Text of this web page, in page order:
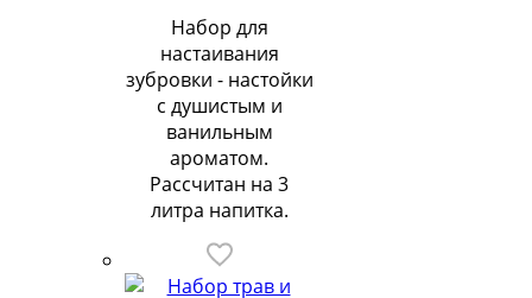
Набор для
настаивания
зубровки - настойки
с душистым и
ванильным
ароматом.
Рассчитан на 3
литра напитка.